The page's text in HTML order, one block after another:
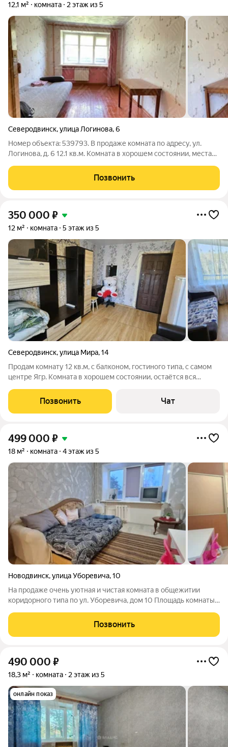
12,1 м² комната 2 этаж из 5
Северодвинск,улица Логинова,6
Номер объекта: 539793. В продаже комната по адресу, ул.
Логинова, д. 6 12.1 кв.м. Комната в хорошем состоянии, места
Позвонить
350 000 ₽
12 м² комната 5 этаж из 5
Северодвинск,улица Мира,14
Продам комнату 12 кв.м, с балконом, гостиного типа, с самом
центре Ягр. Комната в хорошем состоянии, остаётся вся
Нотариальная сделка
Позвонить Чат
499 000 ₽
18 м² комната 4 этаж из 5
Новодвинск,улица Уборевича,10
На продаже очень уютная и чистая комната в общежитии
коридорного типа по ул. Уборевича, дом 10 Площадь комнаты -
произведено функциональное зонирование - на обеденную
зону и зону отдыха Установлено
Позвонить
490 000 ₽
18,3 м² комната 2 этаж из 5
онлайн показ